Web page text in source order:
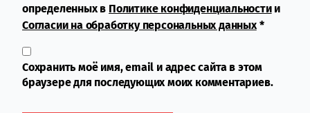
определенных в Политике конфиденциальностии
Согласии на обработку персональных данных*
Сохранить моё имя, email и адрес сайта в этом
браузере для последующих моих комментариев.